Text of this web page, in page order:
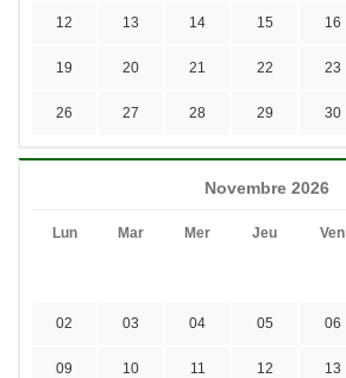
12 13 14 15 16
19 20 21 22 23
26 27 28 29 30
Novembre 2026
Lun Mar Mer Jeu Ven
02 03 04 05 06
09 10 11 12 13